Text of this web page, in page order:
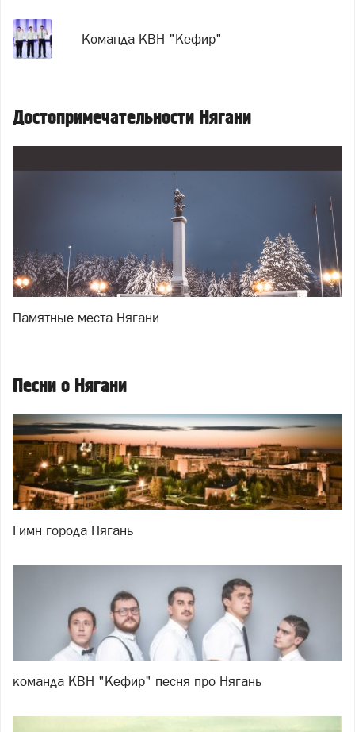
Команда КВН "Кефир"
Достопримечательности Нягани
Памятные места Нягани
Песни о Нягани
Гимн города Нягань
команда КВН "Кефир" песня про Нягань